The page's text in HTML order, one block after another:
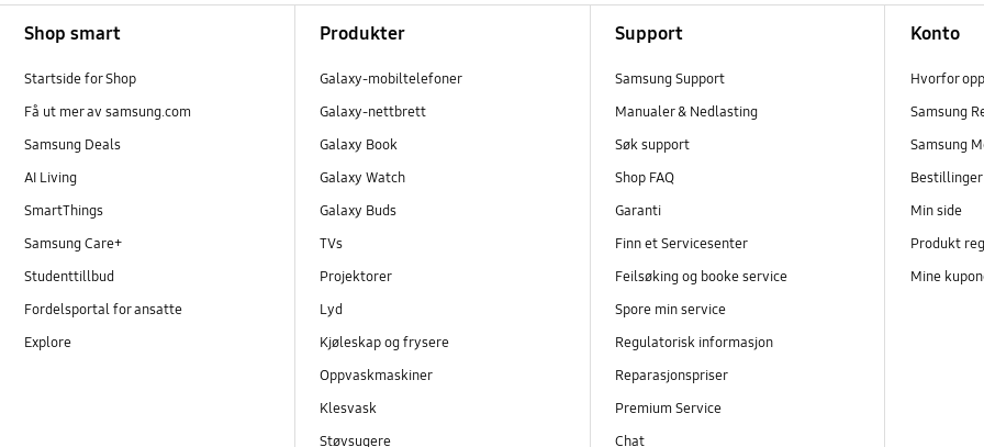
Shop smart
Startside for Shop
Få ut mer av samsung.com
Samsung Deals
AI Living
SmartThings
Samsung Care+
Studenttillbud
Fordelsportal for ansatte
Explore
Produkter
Galaxy-mobiltelefoner
Galaxy-nettbrett
Galaxy Book
Galaxy Watch
Galaxy Buds
TVs
Projektorer
Lyd
Kjøleskap og frysere
Oppvaskmaskiner
Klesvask
Støvsugere
Support
Samsung Support
Manualer & Nedlasting
Søk support
Shop FAQ
Garanti
Finn et Servicesenter
Feilsøking og booke service
Spore min service
Regulatorisk informasjon
Reparasjonspriser
Premium Service
Chat
Konto
Hvorfor
Samsung
Samsung
Bestillinger
Min side
Produkt
Mine